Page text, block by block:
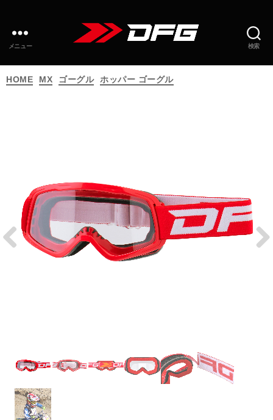
検索
メニュー
カ
HOME MX ゴーグル ホッパー ゴーグル